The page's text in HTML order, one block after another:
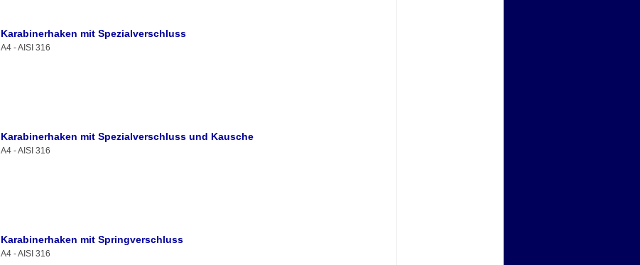
Karabinerhaken mit Spezialverschluss
A4 - AISI 316
Karabinerhaken mit Spezialverschluss und Kausche
A4 - AISI 316
Karabinerhaken mit Springverschluss
A4 - AISI 316